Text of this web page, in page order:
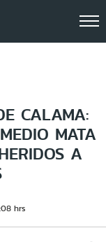
CALAMA:
MATA
A
hrs